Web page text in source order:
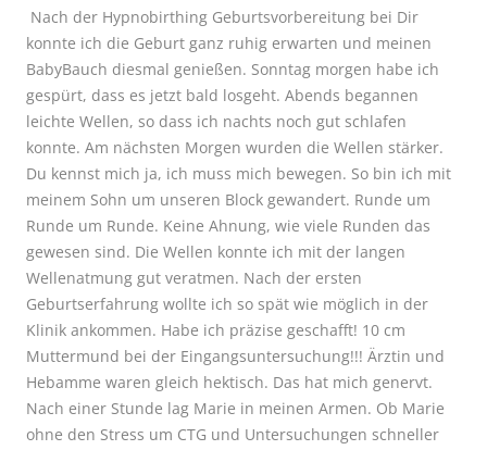
Nach der Hypnobirthing Geburtsvorbereitung bei Dir
konnte ich die Geburt ganz ruhig erwarten und meinen
BabyBauch diesmal genießen. Sonntag morgen habe ich
gespürt, dass es jetzt bald losgeht. Abends begannen
leichte Wellen, so dass ich nachts noch gut schlafen
konnte. Am nächsten Morgen wurden die Wellen stärker.
Du kennst mich ja, ich muss mich bewegen. So bin ich mit
meinem Sohn um unseren Block gewandert. Runde um
Runde um Runde. Keine Ahnung, wie viele Runden das
gewesen sind. Die Wellen konnte ich mit der langen
Wellenatmung gut veratmen. Nach der ersten
Geburtserfahrung wollte ich so spät wie möglich in der
Klinik ankommen. Habe ich präzise geschafft! 10 cm
Muttermund bei der Eingangsuntersuchung!!! Ärztin und
Hebamme waren gleich hektisch. Das hat mich genervt.
Nach einer Stunde lag Marie in meinen Armen. Ob Marie
ohne den Stress um CTG und Untersuchungen schneller